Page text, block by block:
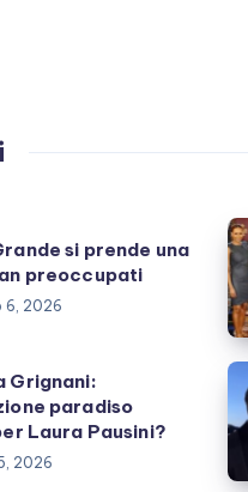
si prende una
preoccupati
6, 2026
Grignani:
paradiso
Laura Pausini?
2026
e
è